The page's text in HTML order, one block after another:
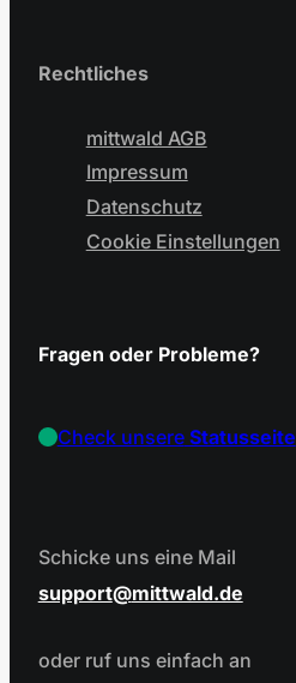
Rechtliches
mittwald AGB
Impressum
Datenschutz
Cookie Einstellungen
Fragen oder Probleme?
Check unsereStatusseite
Schicke uns eine Mail
support
mittwald.de
oder ruf uns einfach an